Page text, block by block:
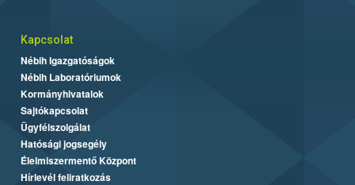
Kapcsolat
Nébih Igazgatóságok
Nébih Laboratóriumok
Kormányhivatalok
Sajtókapcsolat
Ügyfélszolgálat
Hatósági jogsegély
Élelmiszermentő Központ
Hírlevél feliratkozás